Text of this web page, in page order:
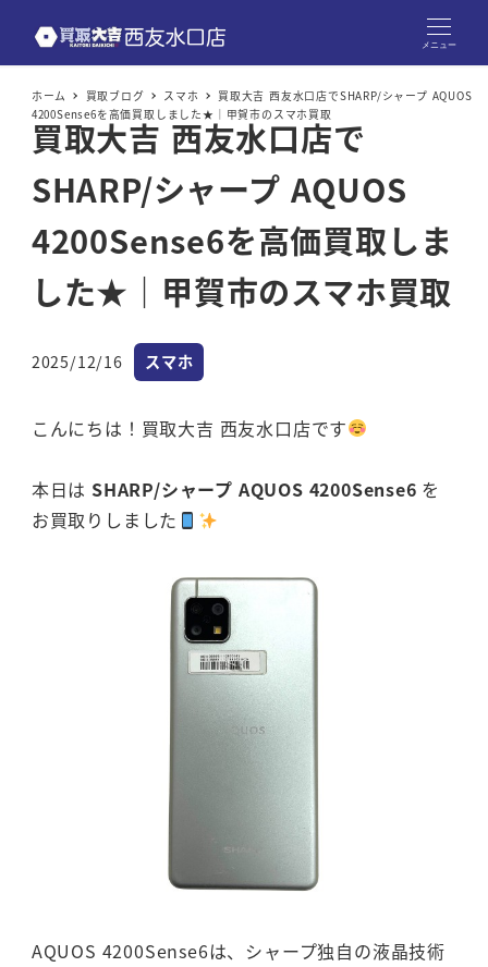
メニュー
ホーム 買取ブログ スマホ
買取大吉 西友水口店でSHARP/シャープ AQUOS
4200Sense6を高価買取しました★｜甲賀市のスマホ買取
買取大吉 西友水口店で
SHARP/シャープ AQUOS
4200Sense6を高価買取しま
した★｜甲賀市のスマホ買取
投稿日
2025/12/16 カテゴリー
スマホ
こんにちは！買取大吉 西友水口店です
本日は SHARP/シャープ AQUOS 4200Sense6 を
お買取りしました
AQUOS 4200Sense6は、シャープ独自の液晶技術